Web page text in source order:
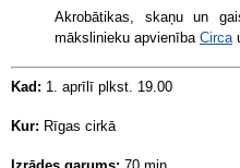
Akrobātikas, skaņu un
mākslinieku apvienība Circa
Kad: 1. aprīlī plkst. 19.00
Kur: Rīgas cirkā
Izrādes garums: 70 min